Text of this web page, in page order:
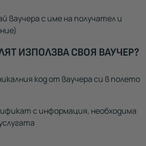
ваучера с име на получател и
ИЗПОЛЗВА СВОЯ ВАУЧЕР?
код от ваучера си в полето
с информация, необходима